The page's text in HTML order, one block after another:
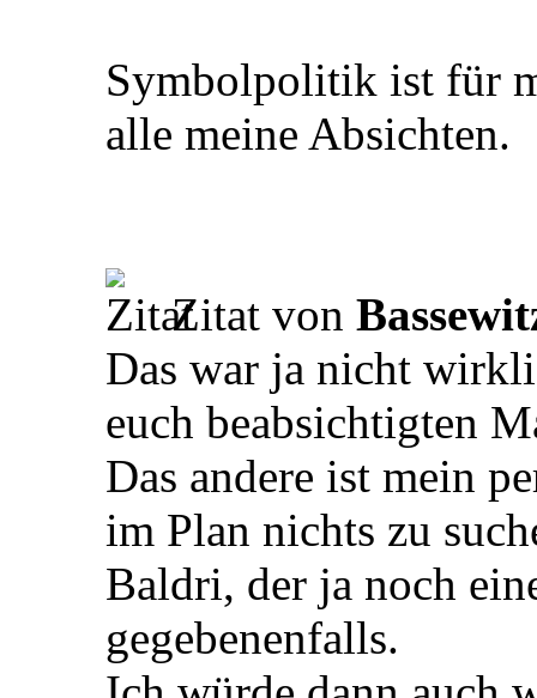
Symbolpolitik ist für
alle meine Absichten.
Zitat von
Das war ja nicht
euch beabsichtigten
Das andere ist mein
im Plan nichts zu
Baldri, der ja noch
gegebenenfalls.